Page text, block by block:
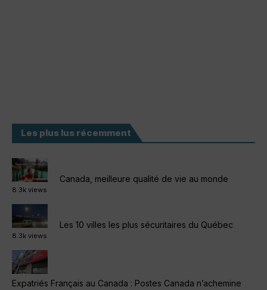
Les plus lus récemment
Canada, meilleure qualité de vie au monde
8.3k views
Les 10 villes les plus sécuritaires du Québec
8.3k views
Expatriés Français au Canada : Postes Canada n’achemine